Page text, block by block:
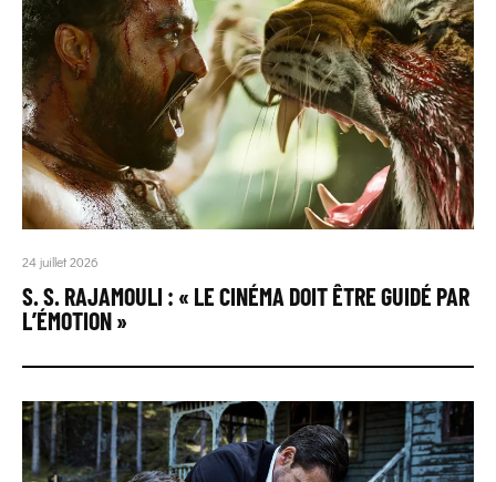
24 juillet 2026
S. S. RAJAMOULI : « LE CINÉMA DOIT ÊTRE GUIDÉ PAR
L’ÉMOTION »